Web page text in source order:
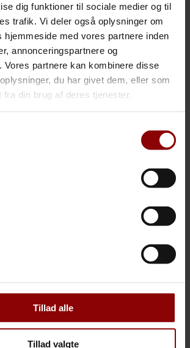
dig funktioner til sociale medier og til
trafik. Vi deler også oplysninger om
hjemmeside med vores partnere inden
annonceringspartnere og
Vores partnere kan kombinere disse
du har givet dem, eller som
fra din brug af deres tjenester.
Tillad alle
Tillad valgte